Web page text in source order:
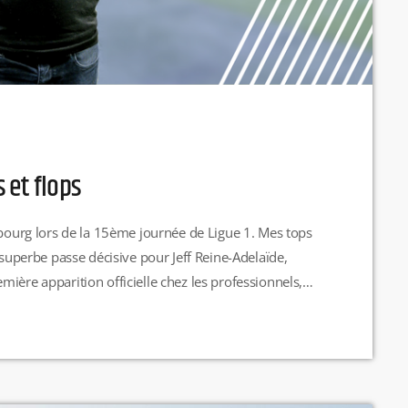
et flops
lors de la 15ème journée de Ligue 1. Mes tops
passe décisive pour Jeff Reine-Adelaïde,
apparition officielle chez les professionnels,